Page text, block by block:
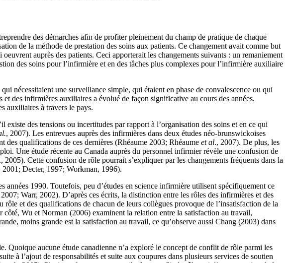
des démarches afin de profiter pleinement du champ de pratique de chaque
de la méthode de prestation des soins aux patients. Ce changement avait comme but
auprès des patients. Ceci apporterait les changements suivants : un remaniement
des soins pour l’infirmière et en des tâches plus complexes pour l’infirmière auxiliaire
nécessitaient une surveillance simple, qui étaient en phase de convalescence ou qui
des infirmières auxiliaires a évolué de façon significative au cours des années.
auxiliaires à travers le pays.
des tensions ou incertitudes par rapport à l’organisation des soins et en ce qui
, 2007). Les entrevues auprès des infirmières dans deux études néo-brunswickoises
des qualifications de ces dernières (Rhéaume 2003; Rhéaume et al., 2007). De plus, les
Une étude récente au Canada auprès du personnel infirmier révèle une confusion de
., 2005). Cette confusion de rôle pourrait s’expliquer par les changements fréquents dans la
Decter, 1997; Workman, 1996).
années 1990. Toutefois, peu d’études en science infirmière utilisent spécifiquement ce
Warr, 2002). D’après ces écrits, la distinction entre les rôles des infirmières et des
et des qualifications de chacun de leurs collègues provoque de l’insatisfaction de la
côté, Wu et Norman (2006) examinent la relation entre la satisfaction au travail,
moins grande est la satisfaction au travail, ce qu’observe aussi Chang (2003) dans
Quoique aucune étude canadienne n’a exploré le concept de conflit de rôle parmi les
à l’ajout de responsabilités et suite aux coupures dans plusieurs services de soutien